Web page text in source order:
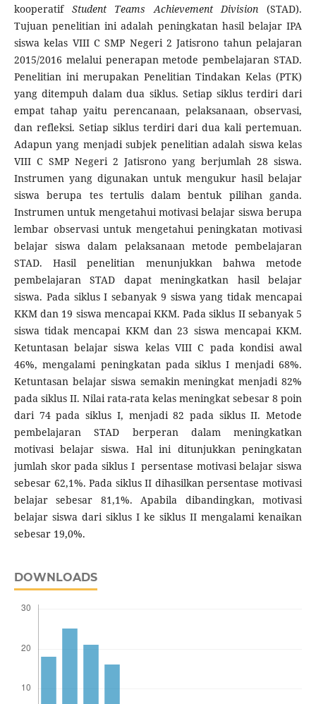
kooperatif Student Teams Achievement Division(STAD).
Tujuan penelitian ini adalah peningkatan hasil belajar IPA
siswa kelas VIII C SMP Negeri 2 Jatisrono tahun pelajaran
2015/2016 melalui penerapan metode pembelajaran STAD.
Penelitian ini merupakan Penelitian Tindakan Kelas (PTK)
yang ditempuh dalam dua siklus. Setiap siklus terdiri dari
empat tahap yaitu perencanaan, pelaksanaan, observasi,
dan refleksi. Setiap siklus terdiri dari dua kali pertemuan.
Adapun yang menjadi subjek penelitian adalah siswa kelas
VIII C SMP Negeri 2 Jatisrono yang berjumlah 28 siswa.
Instrumen yang digunakan untuk mengukur hasil belajar
siswa berupa tes tertulis dalam bentuk pilihan ganda.
Instrumen untuk mengetahui motivasi belajar siswa berupa
lembar observasi untuk mengetahui peningkatan motivasi
belajar siswa dalam pelaksanaan metode pembelajaran
STAD. Hasil penelitian menunjukkan bahwa metode
pembelajaran STAD dapat meningkatkan hasil belajar
siswa. Pada siklus I sebanyak 9 siswa yang tidak mencapai
KKM dan 19 siswa mencapai KKM. Pada siklus II sebanyak 5
siswa tidak mencapai KKM dan 23 siswa mencapai KKM.
Ketuntasan belajar siswa kelas VIII C pada kondisi awal
46%, mengalami peningkatan pada siklus I menjadi 68%.
Ketuntasan belajar siswa semakin meningkat menjadi 82%
pada siklus II. Nilai rata-rata kelas meningkat sebesar 8 poin
dari 74 pada siklus I, menjadi 82 pada siklus II. Metode
pembelajaran STAD berperan dalam meningkatkan
motivasi belajar siswa. Hal ini ditunjukkan peningkatan
jumlah skor pada siklus I persentase motivasi belajar siswa
sebesar 62,1%. Pada siklus II dihasilkan persentase motivasi
belajar sebesar 81,1%. Apabila dibandingkan, motivasi
belajar siswa dari siklus I ke siklus II mengalami kenaikan
sebesar 19,0%.
DOWNLOADS